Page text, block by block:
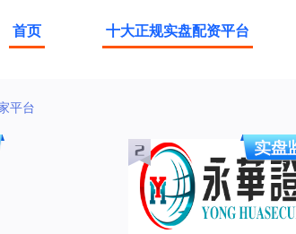
首页 十大正规实盘配资平台
平台